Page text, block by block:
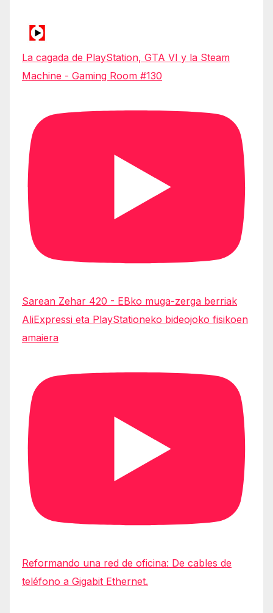
La cagada de PlayStation, GTA VI y la Steam
Machine - Gaming Room #130
Sarean Zehar 420 - EBko muga-zerga berriak
AliExpressi eta PlayStationeko bideojoko fisikoen
amaiera
Reformando una red de oficina: De cables de
teléfono a Gigabit Ethernet.